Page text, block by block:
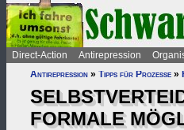
Direct-Action Antirepression
Antirepression » Tipps für Prozesse »
FORMALE